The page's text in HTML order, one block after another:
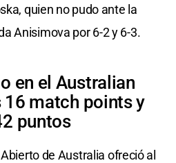
quien no pudo ante la
Anisimova por 6-2 y 6-3.
en el Australian
16 match points y
puntos
de Australia ofreció al